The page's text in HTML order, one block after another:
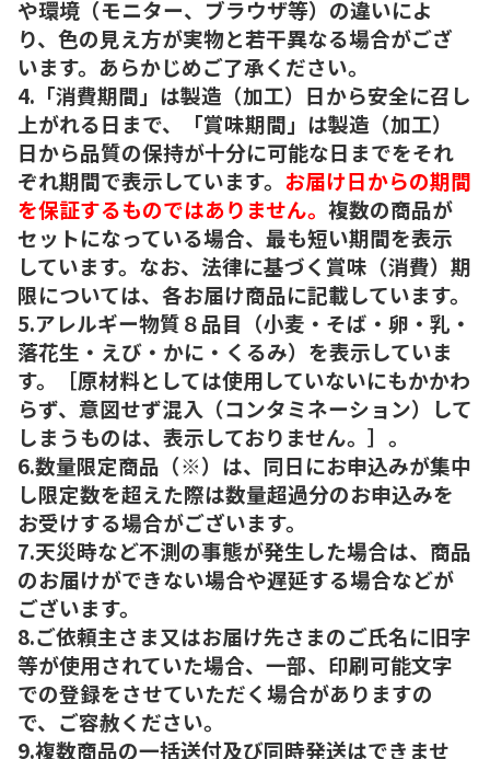
や環境（モニター、ブラウザ等）の違いによ
り、色の見え方が実物と若干異なる場合がござ
います。あらかじめご了承ください。
4.「消費期間」は製造（加工）日から安全に召し
上がれる日まで、「賞味期間」は製造（加工）
日から品質の保持が十分に可能な日までをそれ
ぞれ期間で表示しています。 お届け日からの期間
を保証するものではありません。 複数の商品が
セットになっている場合、最も短い期間を表示
しています。なお、法律に基づく賞味（消費）期
限については、各お届け商品に記載しています。
5.アレルギー物質８品目（小麦・そば・卵・乳・
落花生・えび・かに・くるみ）を表示していま
す。［原材料としては使用していないにもかかわ
らず、意図せず混入（コンタミネーション）して
しまうものは、表示しておりません。］。
6.数量限定商品（※）は、同日にお申込みが集中
し限定数を超えた際は数量超過分のお申込みを
お受けする場合がございます。
7.天災時など不測の事態が発生した場合は、商品
のお届けができない場合や遅延する場合などが
ございます。
8.ご依頼主さま又はお届け先さまのご氏名に旧字
等が使用されていた場合、一部、印刷可能文字
での登録をさせていただく場合がありますの
で、ご容赦ください。
9.複数商品の一括送付及び同時発送はできませ